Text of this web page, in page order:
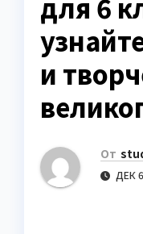
для 6
и
От
ДЕК